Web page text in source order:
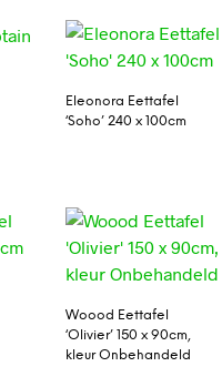
Eleonora Eettafel
‘Soho’ 240 x 100cm
Woood Eettafel
‘Olivier’ 150 x 90cm,
kleur Onbehandeld